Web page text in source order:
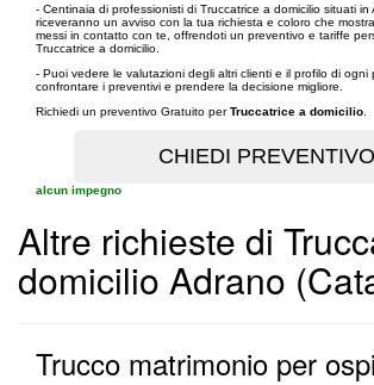
- Centinaia di professionisti di Truccatrice a domicilio situati in
riceveranno un avviso con la tua richiesta e coloro che
messi in contatto con te, offrendoti un preventivo e tariffe
Truccatrice a domicilio.
- Puoi vedere le valutazioni degli altri clienti e il profilo di ogni
confrontare i preventivi e prendere la decisione migliore.
Richiedi un preventivo Gratuito perTruccatrice a domicilio
alcun impegno
Altre richieste di
domicilio Adrano
Trucco matrimonio per